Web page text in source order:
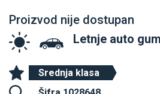
Proizvod nije dostupan
Letnje auto
Srednja klasa